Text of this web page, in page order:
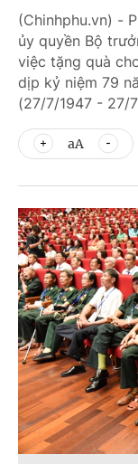
(Chinhphu.vn) -
ủy quyền Bộ
việc tặng quà
dịp kỷ niệm 79
(27/7/1947 - 27/
aA